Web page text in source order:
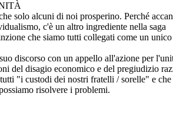
solo alcuni di noi prosperino. Perché
c'è un altro ingrediente nella saga
che siamo tutti collegati come un unico
discorso con un appello all'azione per
del disagio economico e del pregiudizio
"i custodi dei nostri fratelli / sorelle" e che
risolvere i problemi.